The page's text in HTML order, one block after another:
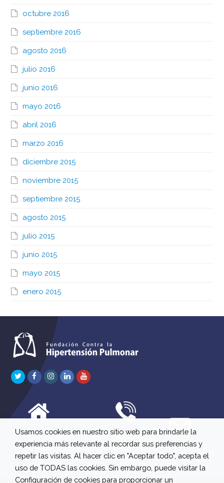
octubre 2016
septiembre 2016
agosto 2016
julio 2016
junio 2016
mayo 2016
abril 2016
marzo 2016
diciembre 2015
noviembre 2015
septiembre 2015
agosto 2015
julio 2015
junio 2015
mayo 2015
enero 2015
TwitterFacebook
Instagram
LinkedInYoutube
C/ Río Jordán 7 bajo
A 28981 Parla Madrid
647 630 515
661 73 42 04
613 22 15 27
info@fchp.es
Usamos cookies en nuestro sitio web para brindarle la
experiencia más relevante al recordar sus preferencias y
repetir las visitas. Al hacer clic en "Aceptar todo", acepta el
uso de TODAS las cookies. Sin embargo, puede visitar la
Configuración de cookies para proporcionar un